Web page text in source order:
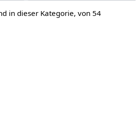
in dieser Kategorie, von 54